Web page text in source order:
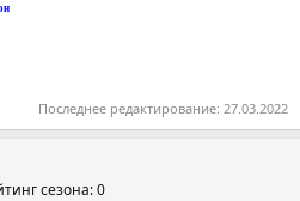
Последнее редактирование: 27.03.2022
сезона: 0